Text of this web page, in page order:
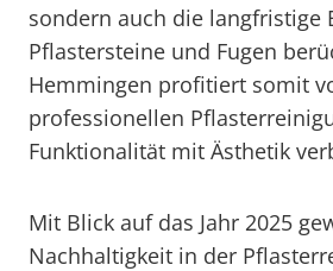
sondern auch die langfristige
Pflastersteine und Fugen
Hemmingen profitiert somit
professionellen
Funktionalität mit Ästhetik
Mit Blick auf das Jahr 2025
Nachhaltigkeit in der